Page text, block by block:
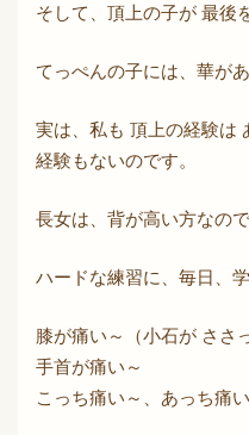
そして、頂上の子が 最後
てっぺんの子には、華があ
実は、私も 頂上の経験は
経験もないのです。
長女は、背が高い方なので
ハードな練習に、毎日、
膝が痛い～（小石が ささ
手首が痛い～
こっち痛い～、あっち痛